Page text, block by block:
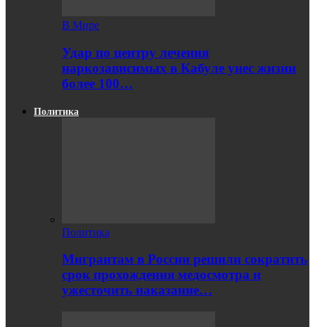
В Мире
Удар по центру лечения
наркозависимых в Кабуле унес жизни
более 100…
Политика
Политика
Мигрантам в России решили сократить
срок прохождения медосмотра и
ужесточить наказание…